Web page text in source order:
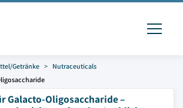
Getränke
Nutraceuticals
Galacto-Oligosaccharide –